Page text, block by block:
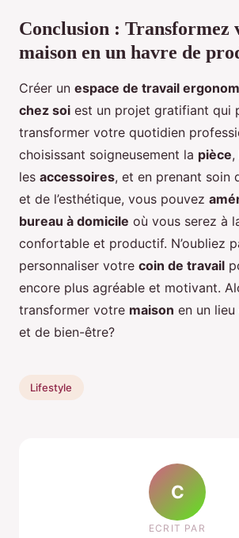
Conclusion : Transformez
maison en un havre de
Créer un espace de travail
chez soi est un projet gratifiant qui
transformer votre quotidien
choisissant soigneusement la pièce,
les accessoires, et en prenant soin
et de l’esthétique, vous pouvez
bureau à domicile où vous serez à
confortable et productif. N’oubliez
personnaliser votre coin de travail
encore plus agréable et motivant.
transformer votre maison en un lieu
et de bien-être?
Lifestyle
C
ECRIT PAR